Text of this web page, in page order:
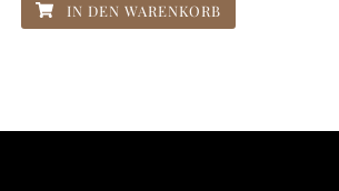
IN DEN WARENKORB